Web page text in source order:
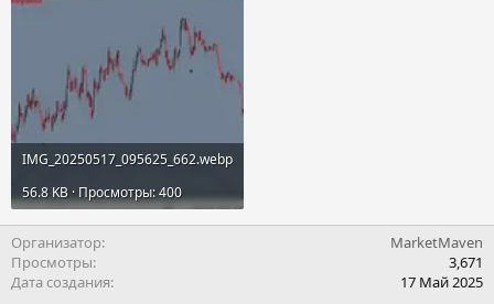
IMG_20250517_095625_662.webp
56.8 KB · Просмотры: 400
Организатор
MarketMaven
Просмотры
3,671
Дата создания
17 Май 2025